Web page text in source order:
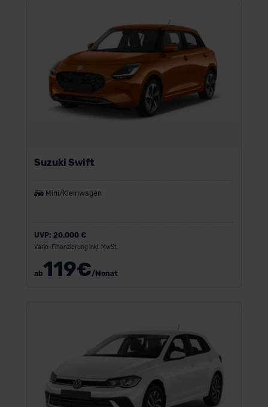
Suzuki Swift
Mini/Kleinwagen
UVP: 20.000 €
Vario-Finanzierung inkl. MwSt.
ab119€/Monat